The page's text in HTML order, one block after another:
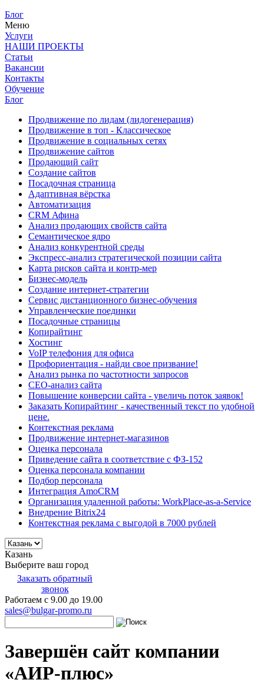
Блог
Меню
Услуги
НАШИ ПРОЕКТЫ
Статьи
Вакансии
Контакты
Обучение
Блог
Продвижение по лидам (лидогенерация)
Продвижение в топ - Классическое
Продвижение в социальных сетях
Продвижение сайтов
Продающий сайт
Создание сайтов
Посадочная страница
Адаптивная вёрстка
Автоматизация
CRM Афина
Анализ продающих свойств сайта
Семантическое ядро
Анализ конкурентной среды
Экспресс-анализ стратегической позиции сайта
Карта рисков сайта и контр-мер
Бизнес-модель
Создание интернет-стратегии
Сервис дистанционного бизнес-обучения
Управленческие поединки
Посадочные страницы
Копирайтинг
Хостинг
VoIP телефония для офиса
Профориентация - найди свое призвание!
Анализ рынка по частотности запросов
СЕО-анализ сайта
Повышение конверсии сайта - увеличь поток заявок!
Заказать Копирайтинг - качественный текст по удобной
цене.
Контекстная реклама
Продвижение интернет-магазинов
Оценка персонала
Приведение сайта в соответствие с ФЗ-152
Оценка персонала компании
Подбор персонала
Интеграция AmoCRM
Организация удаленной работы: WorkPlace-as-a-Service
Внедрение Bitrix24
Контекстная реклама с выгодой в 7000 рублей
Казань
Выберите ваш город
Заказать обратный
звонок
Работаем с 9.00 до 19.00
sales@bulgar-promo.ru
Завершён сайт компании
«АИР-плюс»